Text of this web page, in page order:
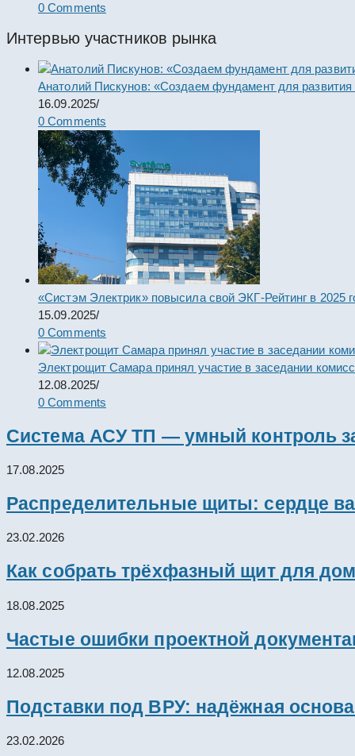
0 Comments
Интервью участников рынка
Анатолий Пискунов: «Создаем фундамент для развития
16.09.2025/
0 Comments
«Систэм Электрик» повысила свой ЭКГ-Рейтинг в 2025
15.09.2025/
0 Comments
Электрощит Самара принял участие в заседании
12.08.2025/
0 Comments
Система АСУ ТП — умный контроль
17.08.2025
Распределительные щиты: сердце
23.02.2026
Как собрать трёхфазный щит для
18.08.2025
Частые ошибки проектной
12.08.2025
Подставки под ВРУ: надёжная
23.02.2026